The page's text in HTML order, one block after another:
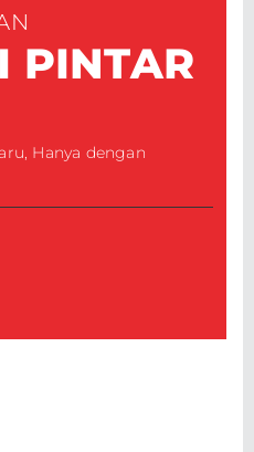
PINTAR
Hanya dengan